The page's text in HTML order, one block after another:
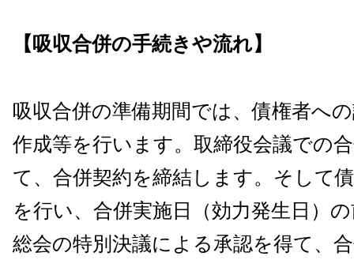
【吸収合併の手続きや流れ】
吸収合併の準備期間では、債権者へ
作成等を行います。取締役会議での
て、合併契約を締結します。そして
を行い、合併実施日（効力発生日）
総会の特別決議による承認を得て、